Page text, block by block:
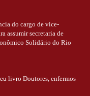
do cargo de vice-
assumir secretaria de
Solidário do Rio
livro Doutores, enfermos